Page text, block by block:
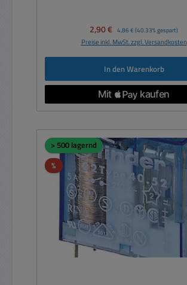
Verkaufspreis:
2,90 € Regulärer Preis:
4,86 € (40.33% gespart)
Preise inkl. MwSt. zzgl. Versandkosten
In den Warenkorb
> 500 lagernd
%Rabatt